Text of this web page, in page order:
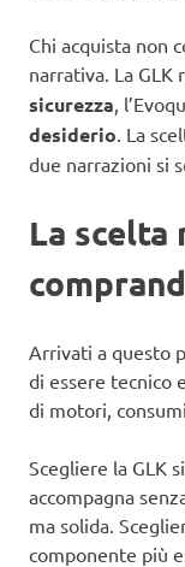
Chi acquista non
narrativa. La GLK
sicurezza ,
desiderio . La
due narrazioni si
La scelta
Arrivati a questo
di essere tecnico
di motori,
Scegliere la GLK
accompagna
ma solida.
componente più